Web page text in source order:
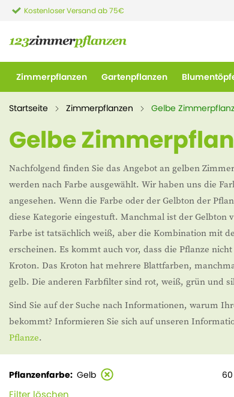
Kostenloser Versand ab 75€
Zimmerpflanzen Gartenpflanzen
Startseite Zimmerpflanzen Gelbe
Gelbe
Nachfolgend finden Sie das Angebot an gelben
werden nach Farbe ausgewählt. Wir haben uns die
angesehen. Wenn die Farbe oder der Gelbton der
diese Kategorie eingestuft. Manchmal ist der Gelbton
Farbe ist tatsächlich weiß, aber die Kombination mit
erscheinen. Es kommt auch vor, dass die Pflanze
Kroton. Das Kroton hat mehrere Blattfarben,
gelb. Die anderen Farbfilter sind rot, weiß, grün und
Sind Sie auf der Suche nach Informationen, warum
bekommt? Informieren Sie sich auf unseren
Pflanze.
Pflanzenfarbe Gelb
Filter löschen